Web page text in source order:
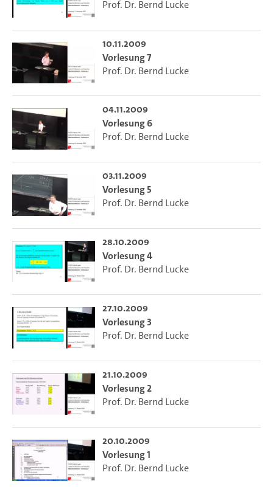
Prof. Dr. Bernd Lucke
10.11.2009
Vorlesung 7
Prof. Dr. Bernd Lucke
04.11.2009
Vorlesung 6
Prof. Dr. Bernd Lucke
03.11.2009
Vorlesung 5
Prof. Dr. Bernd Lucke
28.10.2009
Vorlesung 4
Prof. Dr. Bernd Lucke
27.10.2009
Vorlesung 3
Prof. Dr. Bernd Lucke
21.10.2009
Vorlesung 2
Prof. Dr. Bernd Lucke
20.10.2009
Vorlesung 1
Prof. Dr. Bernd Lucke